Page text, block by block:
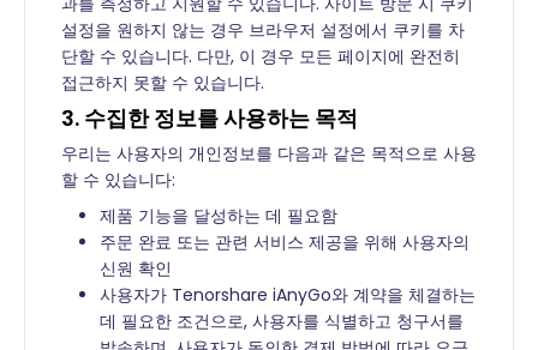
설정을 원하지 않는 경우 브라우저 설정에서 쿠키를 차
단할 수 있습니다. 다만, 이 경우 모든 페이지에 완전히
접근하지 못할 수 있습니다.
3. 수집한 정보를 사용하는 목적
우리는 사용자의 개인정보를 다음과 같은 목적으로 사용
할 수 있습니다:
제품 기능을 달성하는 데 필요함
주문 완료 또는 관련 서비스 제공을 위해 사용자의
신원 확인
사용자가 Tenorshare iAnyGo와 계약을 체결하는
데 필요한 조건으로, 사용자를 식별하고 청구서를